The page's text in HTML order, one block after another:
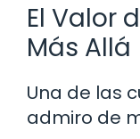
El Valor
Más Allá
Una de las
admiro de